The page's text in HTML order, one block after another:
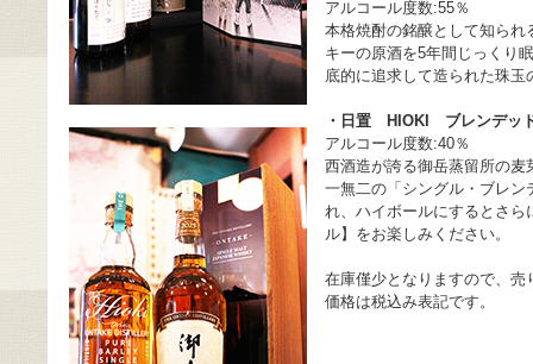
アルコール度数:55％
本格焼酎の銘醸として知ら
キーの原酒を5年間じっくり
底的に追求して造られた珠玉
・日置 HIOKI ブレンデッ
アルコール度数:40％
西酒造が誇る御岳蒸留所の
一無二の「シングル・ブレ
れ、ハイボールにするとさ
ル】をお楽しみください。
在庫僅少となりますので、
価格は税込み表記です。